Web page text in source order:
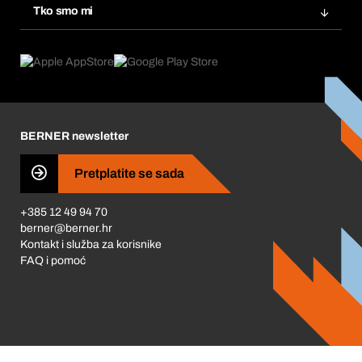
Pretplate
Tražitelji proizvoda
Tko smo mi
Što nas pokreće
Business Conduct
BERNER newsletter
Pretplatite se sada
+385 12 49 94 70
berner@berner.hr
Kontakt i služba za korisnike
FAQ i pomoć